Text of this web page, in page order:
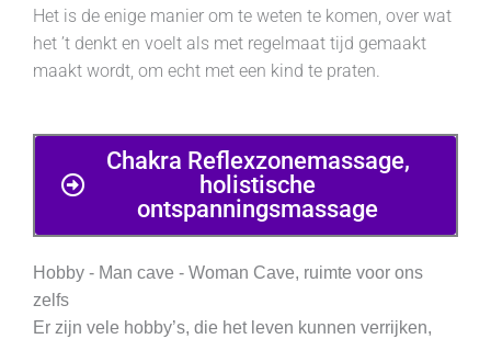
Het is de enige manier om te weten te komen, over wat
het ’t denkt en voelt als met regelmaat tijd gemaakt
maakt wordt, om echt met een kind te praten.
Chakra Reflexzonemassage,
holistische
ontspanningsmassage
Hobby - Man cave - Woman Cave, ruimte voor ons
zelfs
Er zijn vele hobby’s, die het leven kunnen verrijken,